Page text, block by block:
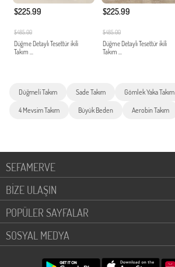
$225.99
$485.00
Düğme Detaylı Tesettür ikili
Takım ...
$225.99
$485.00
Düğme Detaylı Tesettür ikili
Takım ...
Düğmeli Takım Sade Takım Gömlek Yaka Takım
4 Mevsim Takım Büyük Beden Aerobin Takım
SEFAMERVE
BİZE ULAŞIN
POPÜLER SAYFALAR
SOSYAL MEDYA